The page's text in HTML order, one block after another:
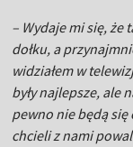
– Wydaje mi się, że
dołku, a
widziałem w
były najlepsze, ale
pewno nie będą się
chcieli z nami